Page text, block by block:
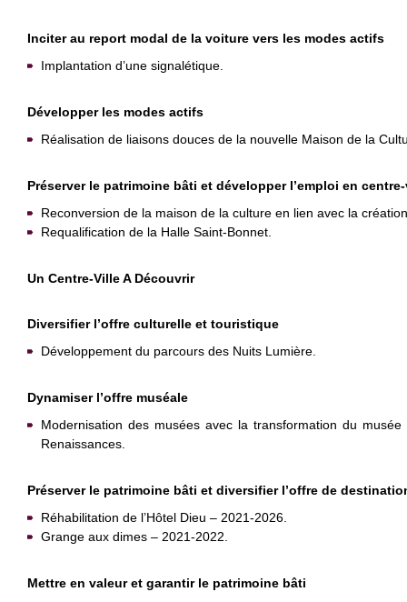
Inciter au report modal de la voiture vers les modes actifs
Implantation d’une signalétique.
Développer les modes actifs
Réalisation de liaisons douces de la nouvelle Maison de la
Préserver le patrimoine bâti et développer l’emploi en
Reconversion de la maison de la culture en lien avec la
Requalification de la Halle Saint-Bonnet.
Un Centre-Ville A Découvrir
Diversifier l’offre culturelle et touristique
Développement du parcours des Nuits Lumière.
Dynamiser l’offre muséale
Modernisation des musées avec la transformation du
Renaissances.
Préserver le patrimoine bâti et diversifier l’offre de
Réhabilitation de l’Hôtel Dieu – 2021-2026.
Grange aux dimes – 2021-2022.
Mettre en valeur et garantir le patrimoine bâti